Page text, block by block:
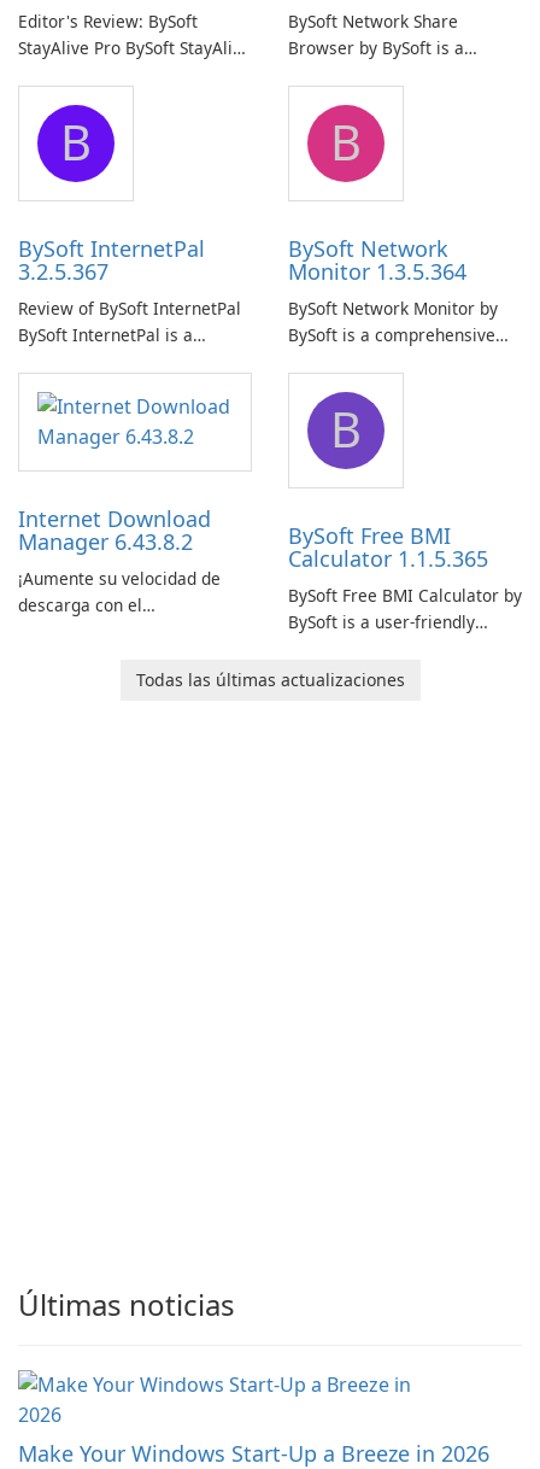
Editor's Review: BySoft
StayAlive Pro BySoft StayAlive
application designed to
ensure the continuous and
uninterrupted operation of
your computer system.
BySoft Network Share
Browser by BySoft is a
application that allows users
to easily browse and manage
shared folders on their
network.
B
BySoft InternetPal
3.2.5.367
Review of BySoft InternetPal
BySoft InternetPal is a
application designed to
monitor your internet
connection and provide real-
time insights into its
B
BySoft Network
Monitor 1.3.5.364
BySoft Network Monitor by
BySoft is a comprehensive
designed to help businesses
effectively manage their
network infrastructure.
Internet Download
Manager 6.43.8.2
¡Aumente su velocidad de
descarga con el
B
BySoft Free BMI
Calculator 1.1.5.365
BySoft Free BMI Calculator by
BySoft is a user-friendly
designed to help you
Todas las últimas actualizaciones
Últimas noticias
Make Your Windows Start-Up a Breeze in 2026